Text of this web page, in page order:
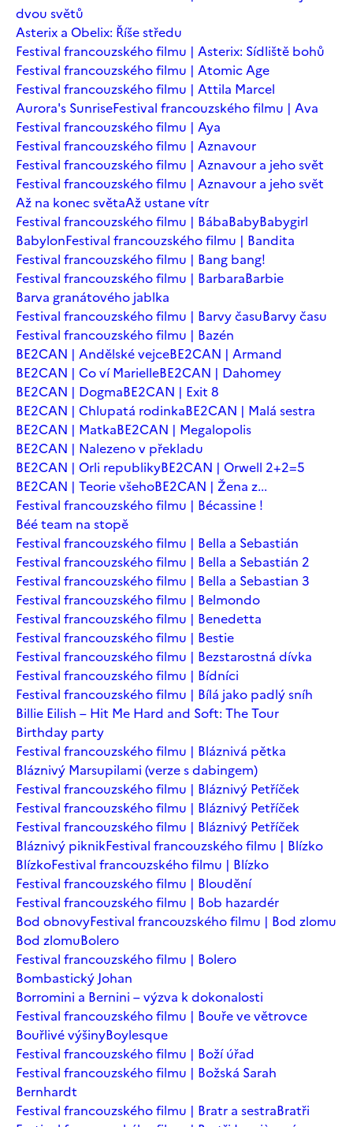
dvou světů
Asterix a Obelix: Říše středu
Festival francouzského filmu | Asterix: Sídliště bohů
Festival francouzského filmu | Atomic Age
Festival francouzského filmu | Attila Marcel
Aurora's SunriseFestival francouzského filmu | Ava
Festival francouzského filmu | Aya
Festival francouzského filmu | Aznavour
Festival francouzského filmu | Aznavour a jeho svět
Festival francouzského filmu | Aznavour a jeho svět
Až na konec světaAž ustane vítr
Festival francouzského filmu | BábaBabyBabygirl
BabylonFestival francouzského filmu | Bandita
Festival francouzského filmu | Bang bang!
Festival francouzského filmu | BarbaraBarbie
Barva granátového jablka
Festival francouzského filmu | Barvy časuBarvy času
Festival francouzského filmu | Bazén
BE2CAN | Andělské vejceBE2CAN | Armand
BE2CAN | Co ví MarielleBE2CAN | Dahomey
BE2CAN | DogmaBE2CAN | Exit 8
BE2CAN | Chlupatá rodinkaBE2CAN | Malá sestra
BE2CAN | MatkaBE2CAN | Megalopolis
BE2CAN | Nalezeno v překladu
BE2CAN | Orli republikyBE2CAN | Orwell 2+2=5
BE2CAN | Teorie všehoBE2CAN | Žena z...
Festival francouzského filmu | Bécassine !
Béé team na stopě
Festival francouzského filmu | Bella a Sebastián
Festival francouzského filmu | Bella a Sebastián 2
Festival francouzského filmu | Bella a Sebastian 3
Festival francouzského filmu | Belmondo
Festival francouzského filmu | Benedetta
Festival francouzského filmu | Bestie
Festival francouzského filmu | Bezstarostná dívka
Festival francouzského filmu | Bídníci
Festival francouzského filmu | Bílá jako padlý sníh
Billie Eilish – Hit Me Hard and Soft: The Tour
Birthday party
Festival francouzského filmu | Bláznivá pětka
Bláznivý Marsupilami (verze s dabingem)
Festival francouzského filmu | Bláznivý Petříček
Festival francouzského filmu | Bláznivý Petříček
Festival francouzského filmu | Bláznivý Petříček
Bláznivý piknikFestival francouzského filmu | Blízko
BlízkoFestival francouzského filmu | Blízko
Festival francouzského filmu | Bloudění
Festival francouzského filmu | Bob hazardér
Bod obnovyFestival francouzského filmu | Bod zlomu
Bod zlomuBolero
Festival francouzského filmu | Bolero
Bombastický Johan
Borromini a Bernini – výzva k dokonalosti
Festival francouzského filmu | Bouře ve větrovce
Bouřlivé výšinyBoylesque
Festival francouzského filmu | Boží úřad
Festival francouzského filmu | Božská Sarah
Bernhardt
Festival francouzského filmu | Bratr a sestraBratři